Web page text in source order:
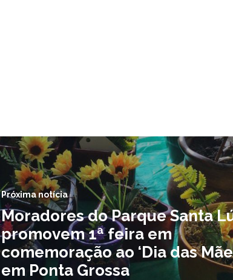
Próxima notícia
Moradores do Parque Santa
promovem 1ª feira em
comemoração ao ‘Dia das
em Ponta Grossa